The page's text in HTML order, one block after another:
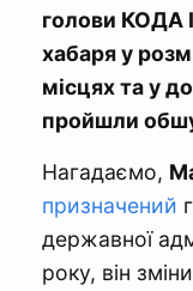
голови КОДА
хабаря у
місцях та у
пройшли
Нагадаємо,
призначений
державної
року, він